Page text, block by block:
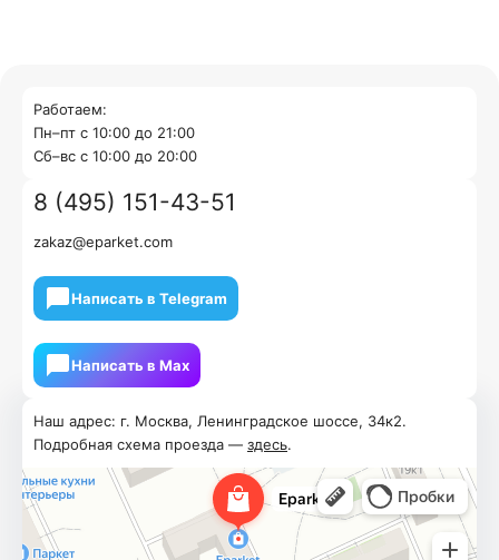
Наш адрес: г. Москва, Ленинградское шоссе, 34к2.
Подробная схема проезда — здесь.
Работаем:
Пн–пт с 10:00 до 21:00
Cб–вс с 10:00 до 20:00
8 (495) 151-43-51
zakaz@eparket.com
Написать в Telegram
Написать в Мах